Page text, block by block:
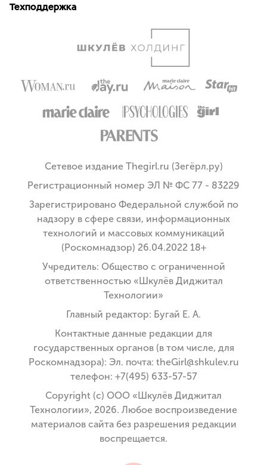
Техподдержка
Сетевое издание Thegirl.ru (Зегёрл.ру)
Регистрационный номер ЭЛ № ФС 77 - 83229
Зарегистрировано Федеральной службой по
надзору в сфере связи, информационных
технологий и массовых коммуникаций
(Роскомнадзор) 26.04.2022 18+
Учредитель: Общество с ограниченной
ответственностью «Шкулёв Диджитал
Технологии»
Главный редактор: Бугай Е. А.
Контактные данные редакции для
государственных органов (в том числе, для
Роскомнадзора): Эл. почта: theGirl@shkulev.ru
телефон: +7(495) 633-57-57
Copyright (с) ООО «Шкулёв Диджитал
Технологии», 2026. Любое воспроизведение
материалов сайта без разрешения редакции
воспрещается.